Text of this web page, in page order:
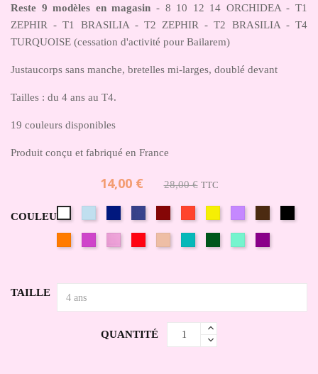
Reste 9 modèles en magasin - 8 10 12 14 ORCHIDEA - T1
ZEPHIR - T1 BRASILIA - T2 ZEPHIR - T2 BRASILIA - T4
TURQUOISE (cessation d'activité pour Bailarem)
Justaucorps sans manche, bretelles mi-larges, doublé devant
Tailles : du 4 ans au T4.
19 couleurs disponibles
Produit conçu et fabriqué en France
14,00 € 28,00 € TTC
COULEUR
Ciel/Angelmarine/Indigo
soutenu
pêche
Pale/Rosa
bouteilled'eau
TAILLE
QUANTITÉ